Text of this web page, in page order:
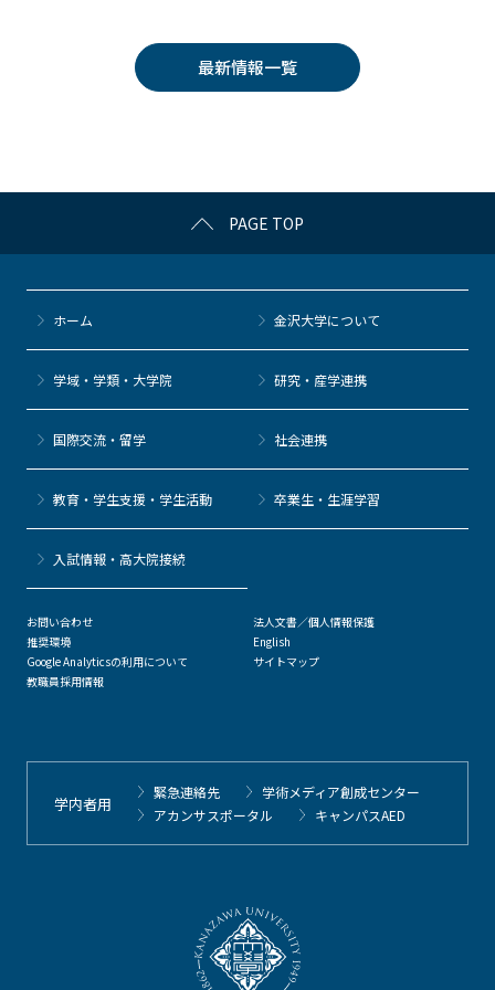
k
erk
et
n
a
最新情報一覧
PAGE TOP
ホーム 金沢大学について
学域・学類・大学院 研究・産学連携
国際交流・留学 社会連携
教育・学生支援・学生活動 卒業生・生涯学習
⼊試情報・高大院接続
お問い合わせ
推奨環境
Google Analyticsの利用について
教職員採用情報
法人文書／個人情報保護
English
サイトマップ
学内者用
緊急連絡先
学術メディア創成センター
アカンサスポータル
キャンパスAED